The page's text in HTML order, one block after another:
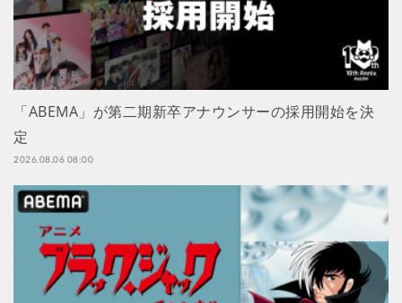
「ABEMA」が第二期新卒アナウンサーの採用開始を決
定
2026.08.06 08:00